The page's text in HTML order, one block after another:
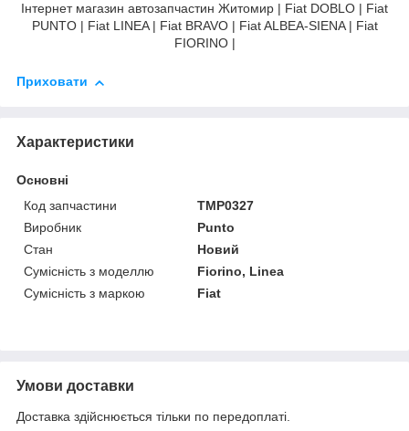
Інтернет магазин автозапчастин Житомир | Fiat DOBLO | Fiat
PUNTO | Fiat LINEA | Fiat BRAVO | Fiat ALBEA-SIENA | Fiat
FIORINO |
Приховати
Характеристики
Основні
Код запчастини
TMP0327
Виробник
Punto
Стан
Новий
Сумісність з моделлю
Fiorino, Linea
Сумісність з маркою
Fiat
Умови доставки
Доставка здійснюється тільки по передоплаті.